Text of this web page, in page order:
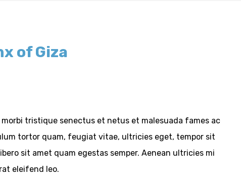
of Giza
tristique senectus et netus et malesuada fames ac
tortor quam, feugiat vitae, ultricies eget, tempor sit
sit amet quam egestas semper. Aenean ultricies mi
eleifend leo.